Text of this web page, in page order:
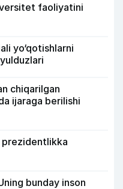
faoliyatini
yo‘qotishlarni
chiqarilgan
ijaraga berilishi
prezidentlikka
bunday inson